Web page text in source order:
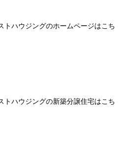
ハウジングのホームページはこち
ハウジングの新築分譲住宅はこち